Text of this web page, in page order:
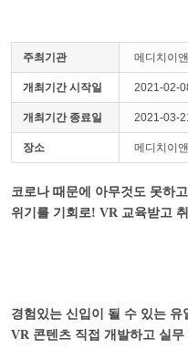
주최기관 메디치이
개최기간 시작일 2021-02-
개최기간 종료일 2021-03-
장소 메디치이
코로나 때문에 아무것도 못하
위기를 기회로! VR 교육받고
경험있는 신입이 될 수 있는 유
VR 콘텐츠 직접 개발하고 실무